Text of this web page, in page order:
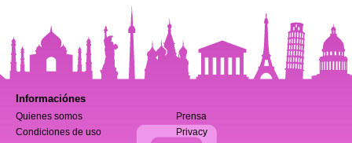
Informaciónes
Quienes somos
Prensa
Condiciones de uso
Privacy